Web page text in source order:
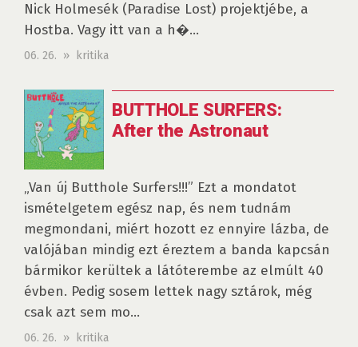
Nick Holmesék (Paradise Lost) projektjébe, a
Hostba. Vagy itt van a h�...
06. 26. » kritika
BUTTHOLE SURFERS:
After the Astronaut
„Van új Butthole Surfers!!!” Ezt a mondatot
ismételgetem egész nap, és nem tudnám
megmondani, miért hozott ez ennyire lázba, de
valójában mindig ezt éreztem a banda kapcsán
bármikor kerültek a látóterembe az elmúlt 40
évben. Pedig sosem lettek nagy sztárok, még
csak azt sem mo...
06. 26. » kritika